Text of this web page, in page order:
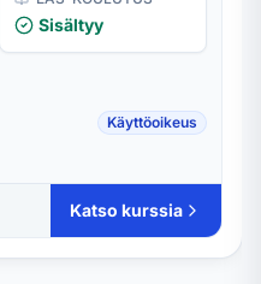
Sisältyy
Käyttöoikeus
Katso kurssia